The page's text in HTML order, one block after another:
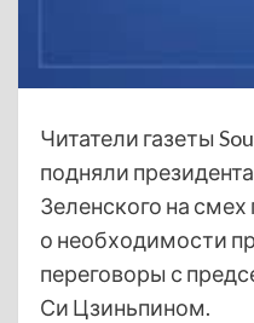
Читатели газеты
подняли
Зеленского на смех
о необходимости
переговоры с
Си Цзиньпином.